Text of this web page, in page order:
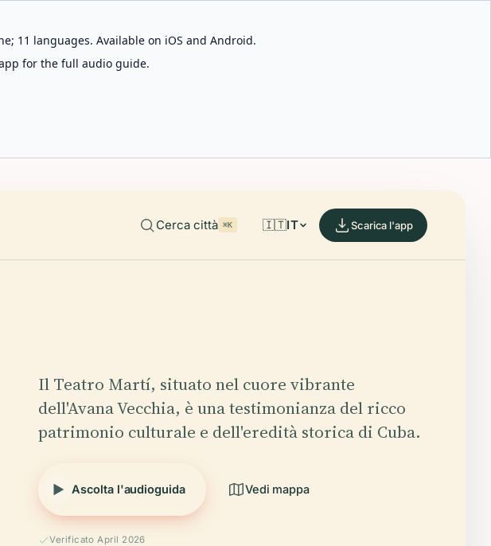
11 languages. Available on iOS and Android.
for the full audio guide.
Cerca città ⌘K 🇮🇹IT Scarica l'app
Il Teatro Martí, situato nel cuore vibrante
dell'Avana Vecchia, è una testimonianza del ricco
patrimonio culturale e dell'eredità storica di Cuba.
Ascolta l'audioguida Vedi mappa
Verificato April 2026